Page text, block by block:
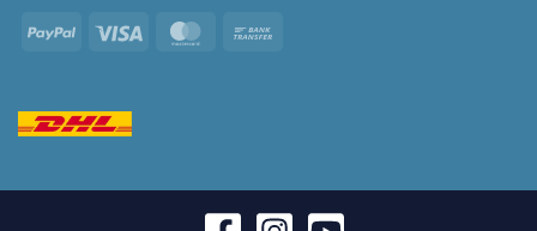
PayPal Visa MasterCard